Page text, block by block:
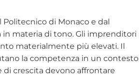
di Monaco e dal
materia di tono. Gli imprenditori
materialmente più elevati. Il
la competenza in un contesto
di crescita devono affrontare